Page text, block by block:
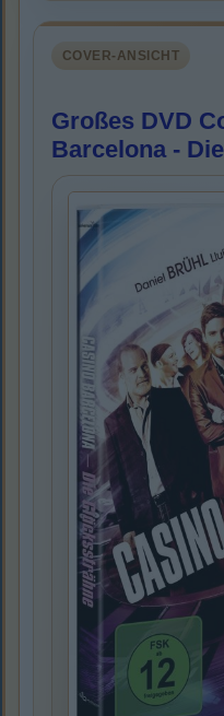
COVER-ANSICHT
Großes DVD
Barcelona -